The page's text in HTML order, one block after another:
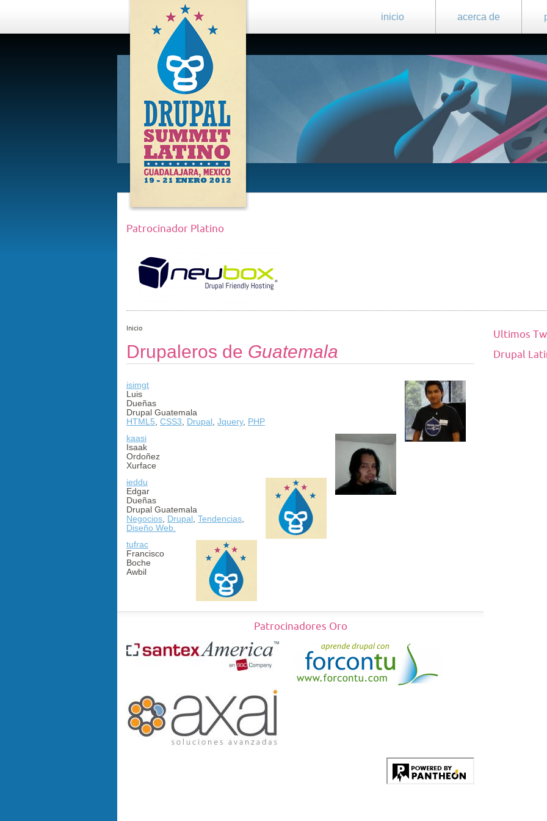
inicio acerca de
DRUPAL
SUMMIT
LATINO,
GUADALAJARA
2012
Patrocinador Platino
Inicio
Drupaleros de Guatemala
isimgt
Luis
Dueñas
Drupal Guatemala
HTML5 CSS3 Drupal Jquery, PHP
kaasi
Isaak
Ordoñez
Xurface
ieddu
Edgar
Dueñas
Drupal Guatemala
Negocios Drupal Tendencias
Diseño Web.
tufrac
Francisco
Boche
Awbil
Patrocinadores Oro
Ultimos
Drupal